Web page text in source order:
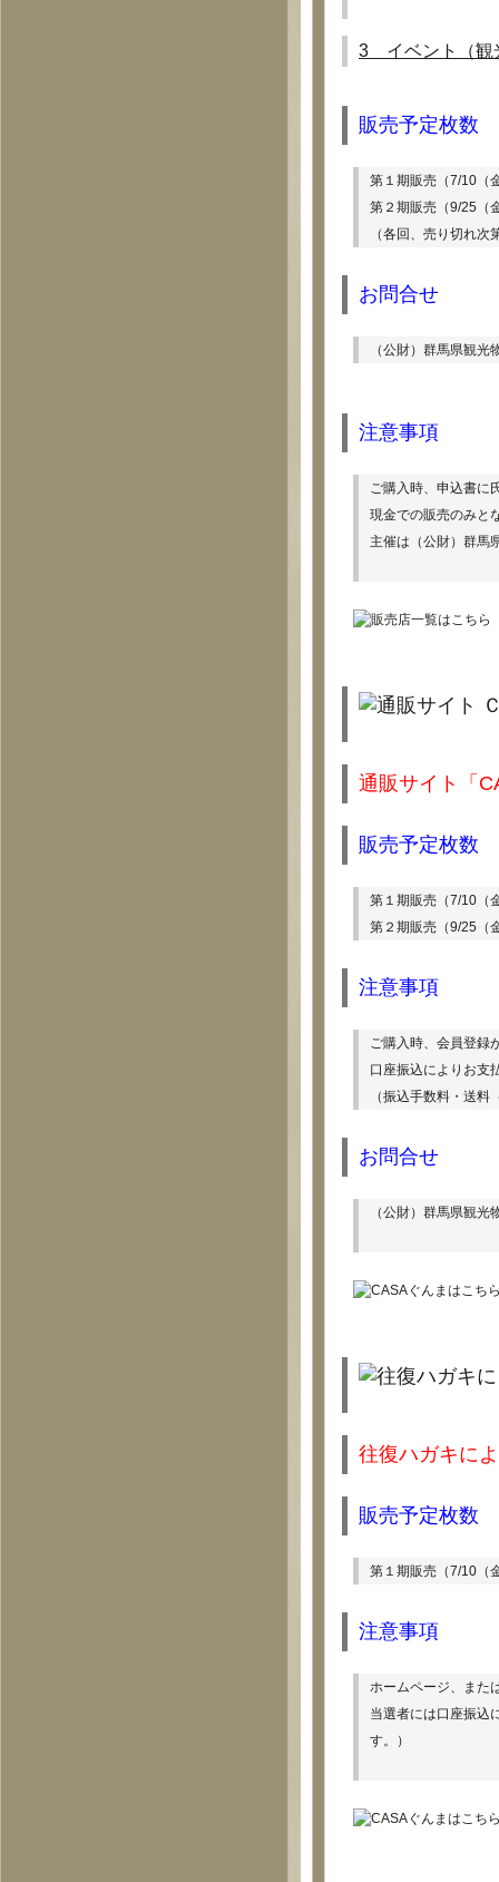
3 イベント（観
販売予定枚数
第１期販売（7/10（
第２期販売（9/25（
（各回、売り切れ次
お問合せ
（公財）群馬県観光
注意事項
ご購入時、申込書に
現金での販売のみと
主催は（公財）群馬
通販サイト「
販売予定枚数
第１期販売（7/10（
第２期販売（9/25（
注意事項
ご購入時、会員登録
口座振込によりお支
（振込手数料・送
お問合せ
（公財）群馬県観光
往復ハガキに
販売予定枚数
第１期販売（7/10（
注意事項
ホームページ、また
当選者には口座振込
す。）